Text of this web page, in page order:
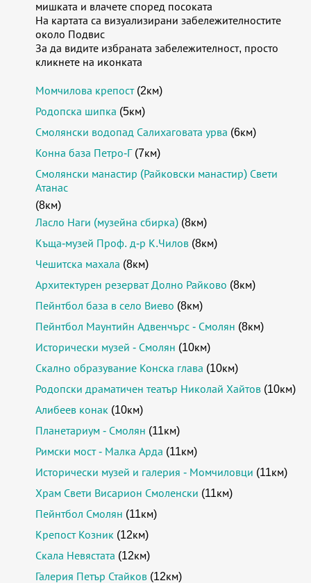
мишката и влачете според посоката
На картата са визуализирани забележителностите
около Подвис
За да видите избраната забележителност, просто
кликнете на иконката
Момчилова крепост(2км)
Родопска шипка (5км)
Смолянски водопад Салихаговата урва (6км)
Конна база Петро-Г(7км)
Смолянски манастир (Райковски манастир) Свети
Атанас
(8км)
Ласло Наги (музейна сбирка) (8км)
Къща-музей Проф. д-р К.Чилов (8км)
Чешитска махала (8км)
Архитектурен резерват Долно Райково (8км)
Пейнтбол база в село Виево (8км)
Пейнтбол Маунтийн Адвенчърс - Смолян (8км)
Исторически музей - Смолян (10км)
Скално образувание Конска глава (10км)
Родопски драматичен театър Николай Хайтов (10км)
Алибеев конак (10км)
Планетариум - Смолян (11км)
Римски мост - Малка Арда (11км)
Исторически музей и галерия - Момчиловци (11км)
Храм Свети Висарион Смоленски (11км)
Пейнтбол Смолян (11км)
Крепост Козник (12км)
Скала Невястата (12км)
Галерия Петър Стайков (12км)